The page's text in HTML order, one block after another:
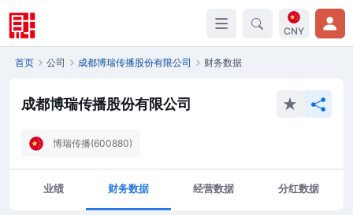
CNY
首页 公司 成都博瑞传播股份有限公司 财务数据
成都博瑞传播股份有限公司
博瑞传播(600880)
业绩 财务数据 经营数据 分红数据